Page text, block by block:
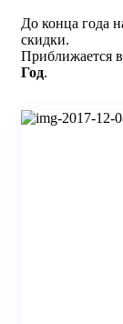
До конца года
скидки.
Приближается
Год.